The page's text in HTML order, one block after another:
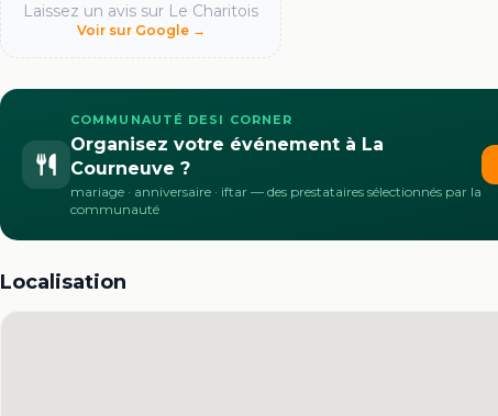
Laissez un avis sur Le Charitois
Voir sur Google →
COMMUNAUTÉ DESI CORNER
Organisez votre événement à La
Courneuve ?
mariage · anniversaire · iftar — des prestataires sélectionnés par la
communauté
Localisation